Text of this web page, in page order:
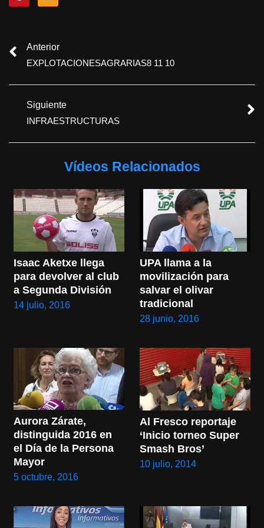
Anterior
EXPLOTACIONESAGRARIAS8 11 10
Siguiente
INFRAESTRUCTURAS
Vídeos Relacionados
Isaac Aketxe llega
para devolver al club
a Segunda División
14 julio, 2016
UPA llama a la
movilización para
salvar el olivar
tradicional
28 junio, 2016
Aurora Zárate,
distinguida 2016 en
el Día de la Persona
Mayor
5 octubre, 2016
Al Fresco reportaje
‘Inicio torneo Super
Smash Bros’
10 julio, 2014